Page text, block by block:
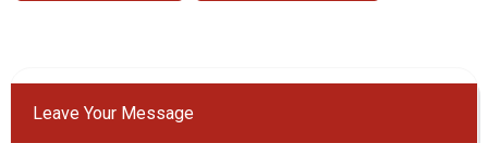
Leave Your Message